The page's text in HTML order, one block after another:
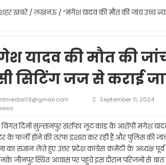
नवाबाद पुलिस ने लूट गिरोह का किया भंडाफोड़, 4
60 वर्ष से अधिक आयु की महिलाओं को मिलेगी
प्रदेश का राजकोषीय घाटा पूरी तरह नियंत्रण में-
आलम बदी आज़मी की याद में शोक सभा का
मीना कुमारी: पाकीज़ा बन गई तो ख़ुदा ने उठा लिया
स्कूल से घर लौट रहे छात्र की सडक हादसा में
शहर खबरें /लखनऊ /“मंगेश यादव की मौत की जांच उच्च
यादव की मौत की
सिटिंग जज से कराई
September 11, 2024
दिनों सुल्तानपुर सर्राफा लूट कांड के आरोपी मंगेश यादव
के फर्जी होने की तरफ इशारा कर रही हैं और पुलिस की
का संज्ञान लेते हुए उत्तर प्रदेश कांग्रेस कमेटी के अध्यक्ष
जौनपुर स्थित आवास पर पहुंचे इस दौरान परिजनों से